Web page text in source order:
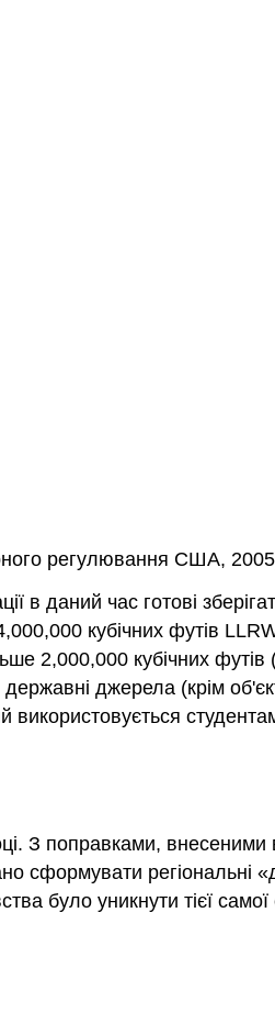
регулювання США,
в даний час готові
кубічних футів
2,000,000 кубічних футів
джерела (крім
З поправками,
регіональні
було уникнути тієї самої